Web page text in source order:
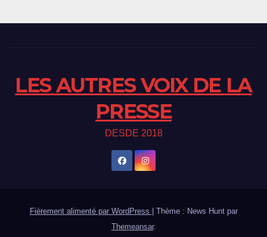
LES AUTRES VOIX DE LA
PRESSE
DESDE 2018
Fièrement alimenté par WordPress | Thème : News Hunt par
Themeansar.